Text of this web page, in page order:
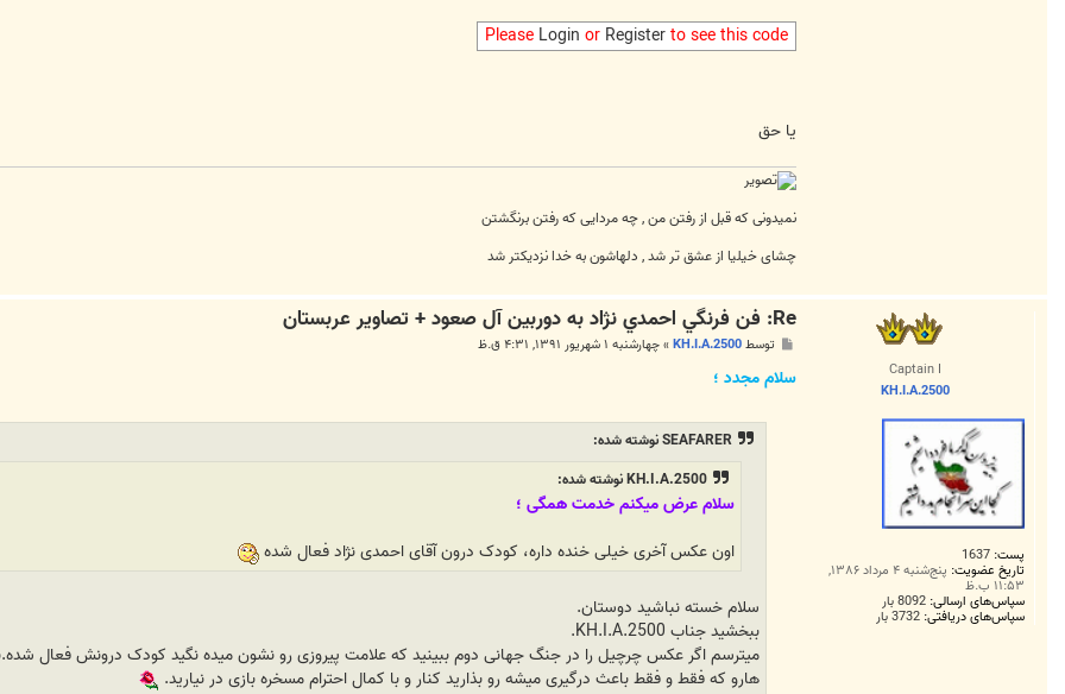
Please Login or Registerto see this code
یا حق
نمیدونی که قبل از رفتن من , چه مردایی که رفتن برنگشتن
چشای خیلیا از عشق تر شد , دلهاشون به خدا نزدیکتر شد
Captain I
KH.I.A.2500
پست: 1637
تاریخ عضویت: پنج‌شنبه ۴ مرداد ۱۳۸۶,
۱۱:۵۳ ب.ظ
سپاس‌های ارسالی: 8092 بار
سپاس‌های دریافتی: 3732 بار
Re: فن فرنگي احمدي نژاد به دوربين آل صعود + تصاوير عربستان
ت
توسطKH.I.A.2500
»چهارشنبه ۱ شهریور ۱۳۹۱, ۴:۳۱ ق.ظ
سلام مجدد ؛
SEAFARER نوشته شده:
KH.I.A.2500 نوشته شده:
سلام عرض میکنم خدمت همگی ؛
اون عکس آخری خیلی خنده داره، کودک درون آقای احمدی نژاد فعال شده
سلام خسته نباشید دوستان.
ببخشید جناب KH.I.A.2500.
میترسم اگر عکس چرچیل را در جنگ جهانی دوم ببینید که علامت پیروزی رو نشون میده نگید کودک درونش فعال
هارو که فقط و فقط باعث درگیری میشه رو بذارید کنار و با کمال احترام مسخره بازی در نیارید.